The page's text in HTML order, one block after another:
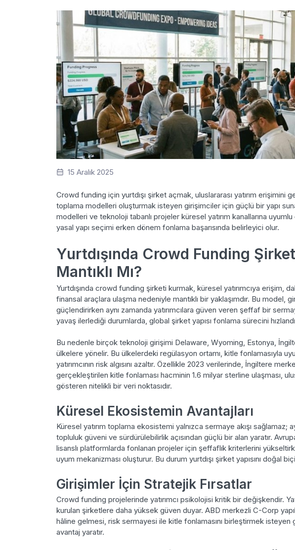
15 Aralık 2025
Crowd funding için yurtdışı şirket açmak, uluslararası yatırım
toplama modelleri oluşturmak isteyen girişimciler için güçlü bir yapı
modelleri ve teknoloji tabanlı projeler küresel yatırım kanallarına
yasal yapı seçimi erken dönem fonlama başarısında belirleyici olur.
Yurtdışında Crowd Funding
Mantıklı Mı?
Yurtdışında crowd funding şirketi kurmak, küresel yatırımcıya erişim,
finansal araçlara ulaşma nedeniyle mantıklı bir yaklaşımdır. Bu model,
güçlendirirken aynı zamanda yatırımcılara güven veren şeffaf bir
yavaş ilerlediği durumlarda, global şirket yapısı fonlama sürecini
Bu nedenle birçok teknoloji girişimi Delaware, Wyoming, Estonya,
ülkelere yönelir. Bu ülkelerdeki regülasyon ortamı, kitle fonlamasıyla
yatırımcının risk algısını azaltır. Özellikle 2023 verilerinde, İngiltere
gerçekleştirilen kitle fonlaması hacminin 1.6 milyar sterline ulaşması,
gösteren nitelikli bir veri noktasıdır.
Küresel Ekosistemin Avantajları
Küresel yatırım toplama ekosistemi yalnızca sermaye akışı sağlamaz;
topluluk güveni ve sürdürülebilirlik açısından güçlü bir alan yaratır.
lisanslı platformlarda fonlanan projeler için şeffaflık kriterlerini
uyum mekanizması oluşturur. Bu durum yurtdışı şirket yapısını doğal
Girişimler İçin Stratejik Fırsatlar
Crowd funding projelerinde yatırımcı psikolojisi kritik bir değişkendir.
kurulan şirketlere daha yüksek güven duyar. ABD merkezli C-Corp
hâline gelmesi, risk sermayesi ile kitle fonlamasını birleştirmek
avantaj yaratır.